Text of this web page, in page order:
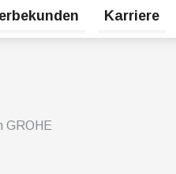
Energien umschalten
für Privatkunden
Karriere
GROHE